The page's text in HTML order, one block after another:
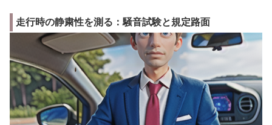
走行時の静粛性を測る：騒音試験と規定路面